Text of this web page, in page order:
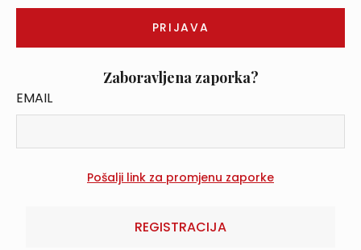
Zaboravljena zaporka?
EMAIL
REGISTRACIJA